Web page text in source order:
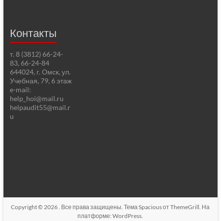
Контакты
т. 8 (3812) 66-24-
83, 66-24-84
644024, г. Омск, ул.
Учебная, 79, 6 этаж
e-mail:
help_hoi@mail.ru
helpaudit55@mail.r
u
Copyright © 2026. Все права защищены. ТемаSpaciousот ThemeGrill. На
платформе:WordPress.